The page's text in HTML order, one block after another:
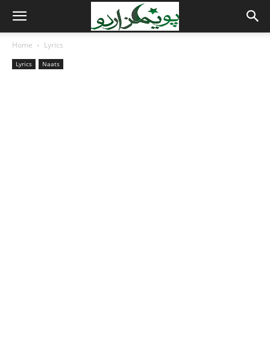
Home Lyrics
Lyrics Naats